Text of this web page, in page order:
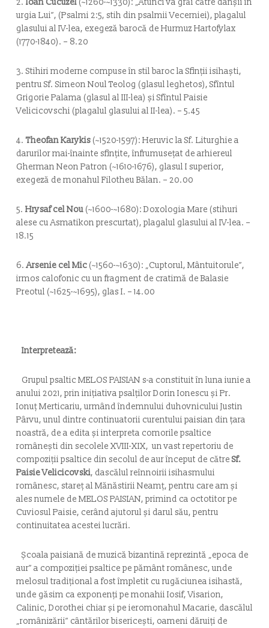
2. Ioan Cucuzel(~1260-~1330): „Atunci va grăi către dânșii în
urgia Lui”, (Psalmi 2:5, stih din psalmii Vecerniei), plagalul
glasului al IV-lea, exegeză barocă de Hurmuz Hartofylax
(1770-1840). – 8.20
3.Stihiri moderne compuse în stil baroc la Sfinții isihaști,
pentru Sf. Simeon Noul Teolog (glasul leghetos), Sfîntul
Grigorie Palama (glasul al III-lea) şi Sfîntul Paisie
Velicicovschi (plagalul glasului al II-lea). – 5.45
4.Theofan Karykis(~1520-1597): Heruvic la Sf. Liturghie a
darurilor mai-înainte sfințite, înfrumusețat de arhiereul
Gherman Neon Patron (~1610-1676), glasul I superior,
exegeză de monahul Filotheu Bălan. – 20.00
5. Hrysaf cel Nou(~1600-~1680):Doxologia Mare (stihuri
alese cu Asmatikon prescurtat), plagalul glasului al IV-lea. –
18.15
6.Arsenie cel Mic(~1560-~1630): „Cuptorul, Mântuitorule”,
irmos calofonic cu un fragment de cratimă de Balasie
Preotul (~1625-~1695), glas I. – 14.00
Interpretează:
Grupul psaltic MELOS PAISIAN s-a constituit în luna iunie a
anului 2021, prin inițiativa psalților Dorin Ionescu și Pr.
Ionuț Merticariu, urmând îndemnului duhovnicului Justin
Pârvu, unul dintre continuatorii curentului paisian din țara
noastră, de a edita și interpreta comorile psaltice
românești din secolele XVIII-XIX, un vast repertoriu de
compoziții psaltice din secolul de aur început de cătreSf.
Paisie Velicicovski, dascălul reînnoirii isihasmului
românesc, stareț al Mănăstirii Neamț, pentru care am și
ales numele de MELOS PAISIAN, primind ca octotitor pe
Cuviosul Paisie, cerând ajutorul și darul său, pentru
continuitatea acestei lucrări.
Școala paisiană de muzică bizantină reprezintă „epoca de
aur” a compoziției psaltice pe pământ românesc, unde
melosul tradițional a fost împletit cu rugăciunea isihastă,
unde găsim ca exponenți pe monahii Iosif, Visarion,
Calinic, Dorothei chiar și pe ieromonahul Macarie, dascălul
„românizării” cântărilor bisericești, oameni dăruiți de